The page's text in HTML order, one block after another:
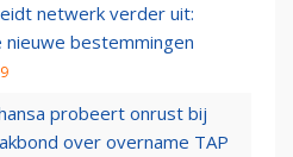
netwerk verder uit:
nieuwe bestemmingen
probeert onrust bij
over overname TAP